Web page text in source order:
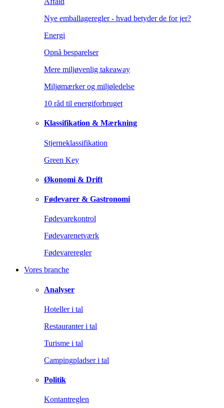
Nye emballageregler - hvad betyder de for jer?
Energi
Opnå besparelser
Mere miljøvenlig takeaway
Miljømærker og miljøledelse
10 råd til energiforbruget
Klassifikation & Mærkning
Stjerneklassifikation
Green Key
Økonomi & Drift
Fødevarer & Gastronomi
Fødevarekontrol
Fødevarenetværk
Fødevareregler
Vores branche
Analyser
Hoteller i tal
Restauranter i tal
Turisme i tal
Campingpladser i tal
Politik
Kontantreglen